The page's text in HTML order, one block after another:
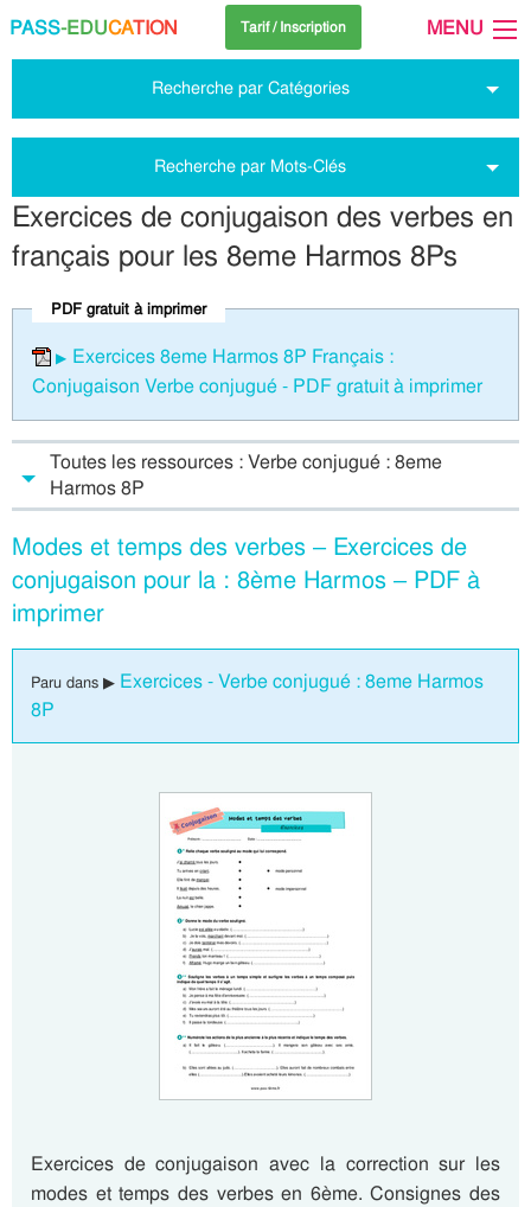
PASS-EDUCATION Tarif / Inscription MENU
Recherche par Catégories
Recherche par Mots-Clés
Exercices de conjugaison des verbes en
français pour les 8eme Harmos 8Ps
PDF gratuit à imprimer
Exercices 8eme Harmos 8P Français :
Conjugaison Verbe conjugué - PDF gratuit à imprimer
Toutes les ressources : Verbe conjugué : 8eme
Harmos 8P
Modes et temps des verbes – Exercices de
conjugaison pour la : 8ème Harmos – PDF à
imprimer
Paru dans ▶ Exercices - Verbe conjugué : 8eme Harmos
8P
Exercices de conjugaison avec la correction sur les
modes et temps des verbes en 6ème. Consignes des